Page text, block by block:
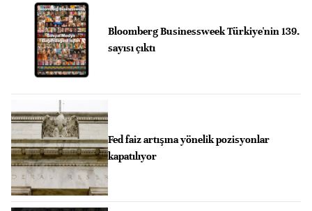
Bloomberg Businessweek Türkiye'nin 139.
sayısı çıktı
Fed faiz artışına yönelik pozisyonlar
kapatılıyor